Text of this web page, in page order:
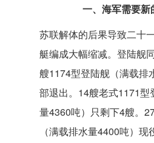
一、海军需要新
苏联解体的后果导致二十
艇编成大幅缩减。登陆舰
艘1174型登陆舰（满载排
部退出。14艘老式1171型
量4360吨）只剩下4艘。
（满载排水量4400吨）